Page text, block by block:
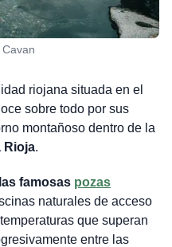
riojana situada en el
sobre todo por sus
montañoso dentro de la
Rioja.
las famosas pozas
naturales de acceso
que superan
entre las